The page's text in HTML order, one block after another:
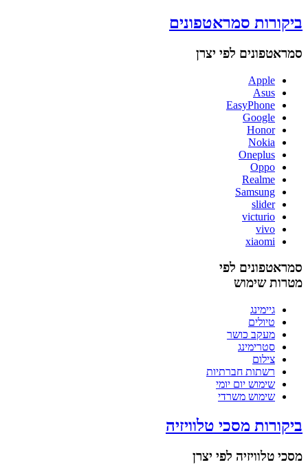
ביקורות סמראטפונים
סמראטפונים לפי יצרן
Apple
Asus
EasyPhone
Google
Honor
Nokia
Oneplus
Oppo
Realme
Samsung
slider
victurio
vivo
xiaomi
סמראטפונים לפי
מטרות שימוש
גיימינג
טיולים
מעקב כושר
סטרימינג
צילום
רשתות חברתיות
שימוש יום יומי
שימוש משרדי
ביקורות מסכי טלוויזיה
מסכי טלוויזיה לפי יצרן